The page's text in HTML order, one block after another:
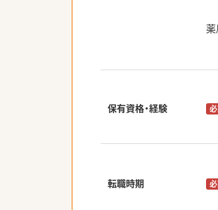
薬
保有資格・経験
転職時期